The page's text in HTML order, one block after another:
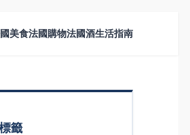
美食法國購物法國酒生活指南
籤